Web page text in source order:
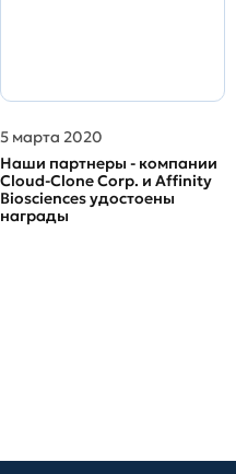
5 марта 2020
Наши партнеры - компании
Cloud-Clone Corp. и Affinity
Biosciences удостоены
награды